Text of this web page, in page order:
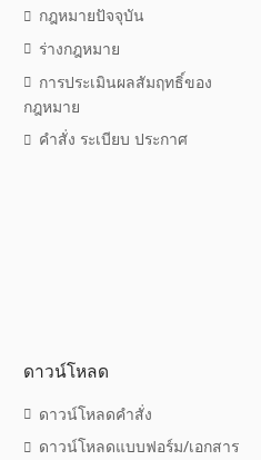
กฎหมายปัจจุบัน
ร่างกฎหมาย
การประเมินผลสัมฤทธิ์ของ
กฎหมาย
คำสั่ง ระเบียบ ประกาศ
ดาวน์โหลด
ดาวน์โหลดคำสั่ง
ดาวน์โหลดแบบฟอร์ม/เอกสาร